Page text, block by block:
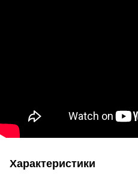
Характеристики